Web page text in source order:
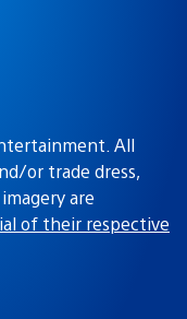
All
or trade dress,
are
of their respective